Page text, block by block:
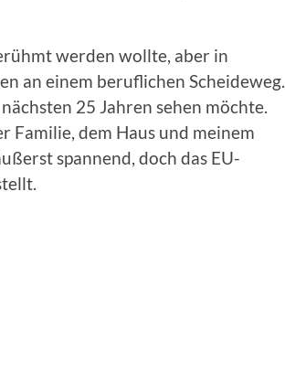
werden wollte, aber in
an einem beruflichen Scheideweg.
25 Jahren sehen möchte.
Familie, dem Haus und meinem
spannend, doch das EU-